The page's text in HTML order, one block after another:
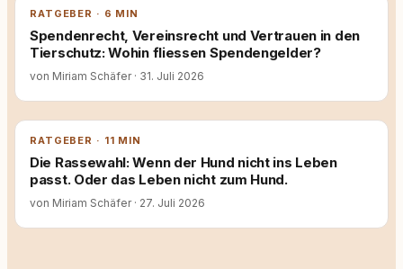
RATGEBER · 6 MIN
Spendenrecht, Vereinsrecht und Vertrauen in den
Tierschutz: Wohin fliessen Spendengelder?
von Miriam Schäfer · 31. Juli 2026
RATGEBER · 11 MIN
Die Rassewahl: Wenn der Hund nicht ins Leben
passt. Oder das Leben nicht zum Hund.
von Miriam Schäfer · 27. Juli 2026